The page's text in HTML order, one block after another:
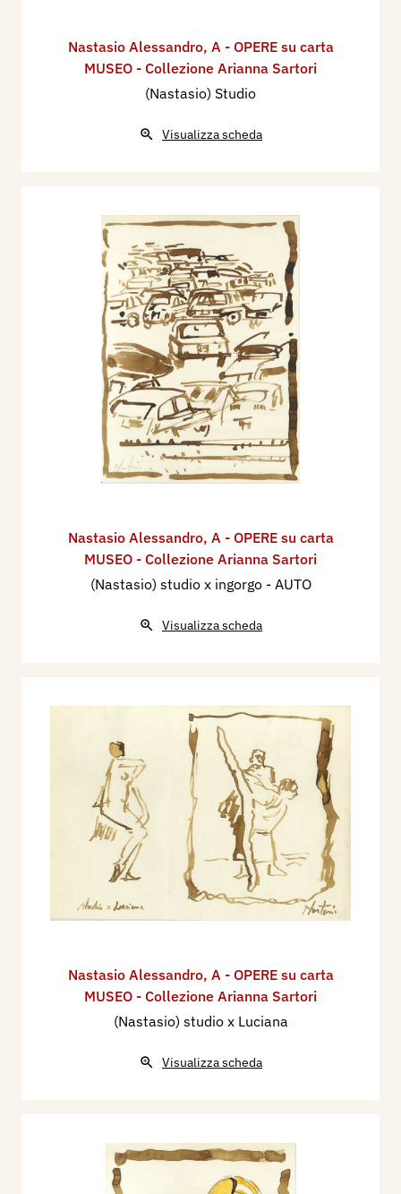
Nastasio Alessandro, A - OPERE su carta
MUSEO - Collezione Arianna Sartori
(Nastasio) Studio
Visualizza scheda
Nastasio Alessandro, A - OPERE su carta
MUSEO - Collezione Arianna Sartori
(Nastasio) studio x ingorgo - AUTO
Visualizza scheda
Nastasio Alessandro, A - OPERE su carta
MUSEO - Collezione Arianna Sartori
(Nastasio) studio x Luciana
Visualizza scheda